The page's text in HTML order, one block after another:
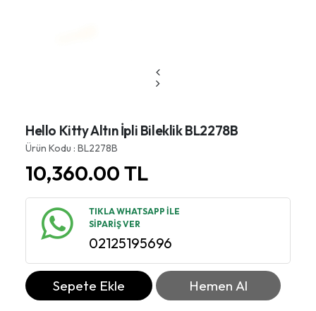
Hello Kitty Altın İpli Bileklik BL2278B
Ürün Kodu : BL2278B
10,360.00TL
TIKLA WHATSAPP İLE
SİPARİŞ VER
02125195696
Sepete Ekle Hemen Al